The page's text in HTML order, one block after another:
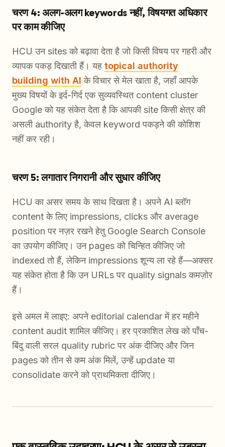
चरण 4: अलग-अलग keywords नहीं, विषयगत अधिकार
पर काम कीजिए
HCU उन sites को बढ़ावा देता है जो किसी विषय पर गहरी और
व्यापक पकड़ दिखाती हैं। यह topical authority
building with AI के विचार से मेल खाता है, जहाँ आपके
मुख्य विषयों के इर्द-गिर्द एक सुव्यवस्थित content cluster
Google को यह संकेत देता है कि आपकी site किसी क्षेत्र की
असली authority है, केवल keyword पकड़ने की कोशिश
नहीं कर रही।
चरण 5: लगातार निगरानी और सुधार कीजिए
HCU का असर समय के साथ दिखता है। अपने AI ब्लॉग
content के लिए impressions, clicks और average
position पर नज़र रखने हेतु Google Search Console
का उपयोग कीजिए। उन pages को चिन्हित कीजिए जो
indexed तो हैं, लेकिन impressions शून्य ला रहे हैं—अक्सर
यह संकेत होता है कि उन URLs पर quality signals कमज़ोर
हैं।
इसे अमल में लाइए: अपने editorial calendar में हर महीने
content audit शामिल कीजिए। हर प्रकाशित लेख को पाँच-
बिंदु वाली सरल quality rubric पर अंक दीजिए और जिन
pages को तीन से कम अंक मिलें, उन्हें update या
consolidate करने को प्राथमिकता दीजिए।